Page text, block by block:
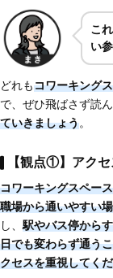
こ
い
どれもコワーキング
で、ぜひ飛ばさず読
ていきましょう。
【観点①】アク
コワーキングスペー
職場から通いやすい
し、駅やバス停から
日でも変わらず通う
クセスを重視してく